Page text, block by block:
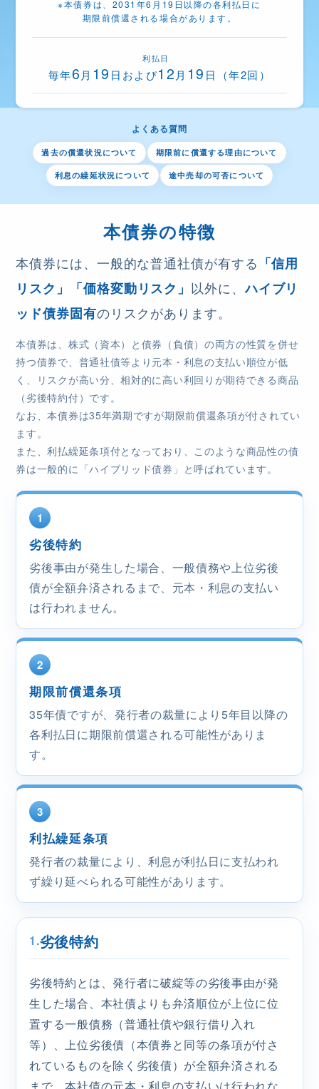
※本債券は、2031年6月19日以降の各利払日に
期限前償還される場合があります。
利払日
毎年6 月 19 日および12 月 19 日（年2回）
よくある質問
過去の償還状況について 期限前に償還する理由について
利息の繰延状況について 途中売却の可否について
本債券の特徴
本債券には、一般的な普通社債が有する 「信用
リスク」
「価格変動リスク」 以外に、ハイブリ
ッド債券固有のリスクがあります。
本債券は、株式（資本）と債券（負債）の両方の性質を併せ
持つ債券で、普通社債等より元本・利息の支払い順位が低
く、リスクが高い分、相対的に高い利回りが期待できる商品
（劣後特約付）です。
なお、本債券は35年満期ですが期限前償還条項が付されてい
ます。
また、利払繰延条項付となっており、このような商品性の債
券は一般的に「ハイブリッド債券」と呼ばれています。
1
劣後特約
劣後事由が発生した場合、一般債務や上位劣後
債が全額弁済されるまで、元本・利息の支払い
は行われません。
2
期限前償還条項
35年債ですが、発行者の裁量により5年目以降の
各利払日に期限前償還される可能性がありま
す。
3
利払繰延条項
発行者の裁量により、利息が利払日に支払われ
ず繰り延べられる可能性があります。
1.劣後特約
劣後特約とは、発行者に破綻等の劣後事由が発
生した場合、本社債よりも弁済順位が上位に位
置する一般債務（普通社債や銀行借り入れ
等）、上位劣後債（本債券と同等の条項が付さ
れているものを除く劣後債）が全額弁済される
まで、本社債の元本・利息の支払いは行われな